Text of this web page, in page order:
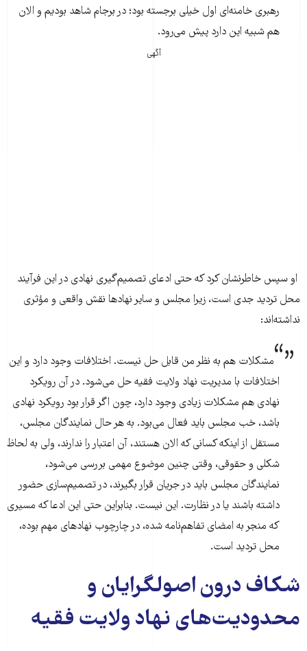
رهبری خامنه‌ای اول خیلی برجسته بود؛ در برجام شاهد بودیم و الان
هم شبیه این دارد پیش می‌رود.
آگهی
او سپس خاطرنشان کرد که حتی ادعای تصمیم‌گیری نهادی در این فرآیند
محل تردید جدی است، زیرا مجلس و سایر نهادها نقش واقعی و مؤثری
نداشته‌اند:
مشکلات هم به نظر من قابل حل نیست. اختلافات وجود دارد و این
اختلافات با مدیریت نهاد ولایت فقیه حل می‌شود. در آن رویکرد
نهادی هم مشکلات زیادی وجود دارد، چون اگر قرار بود رویکرد نهادی
باشد، خب مجلس باید فعال می‌بود. به هر حال نمایندگان مجلس،
مستقل از اینکه کسانی که الان هستند، آن اعتبار را ندارند، ولی به لحاظ
شکلی و حقوقی، وقتی چنین موضوع مهمی بررسی می‌شود،
نمایندگان مجلس باید در جریان قرار بگیرند، در تصمیم‌سازی حضور
داشته باشند یا در نظارت. این نیست. بنابراین حتی این ادعا که مسیری
که منجر به امضای تفاهم‌نامه شده، در چارچوب نهادهای مهم بوده،
محل تردید است.
شکاف درون اصولگرایان و
محدودیت‌های نهاد ولایت فقیه